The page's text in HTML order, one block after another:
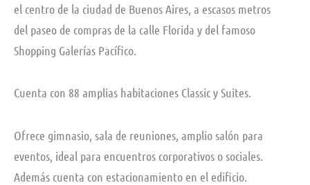
el centro de la ciudad de Buenos Aires, a escasos metros
del paseo de compras de la calle Florida y del famoso
Shopping Galerías Pacífico.
Cuenta con 88 amplias habitaciones Classic y Suites.
Ofrece gimnasio, sala de reuniones, amplio salón para
eventos, ideal para encuentros corporativos o sociales.
Además cuenta con estacionamiento en el edificio.